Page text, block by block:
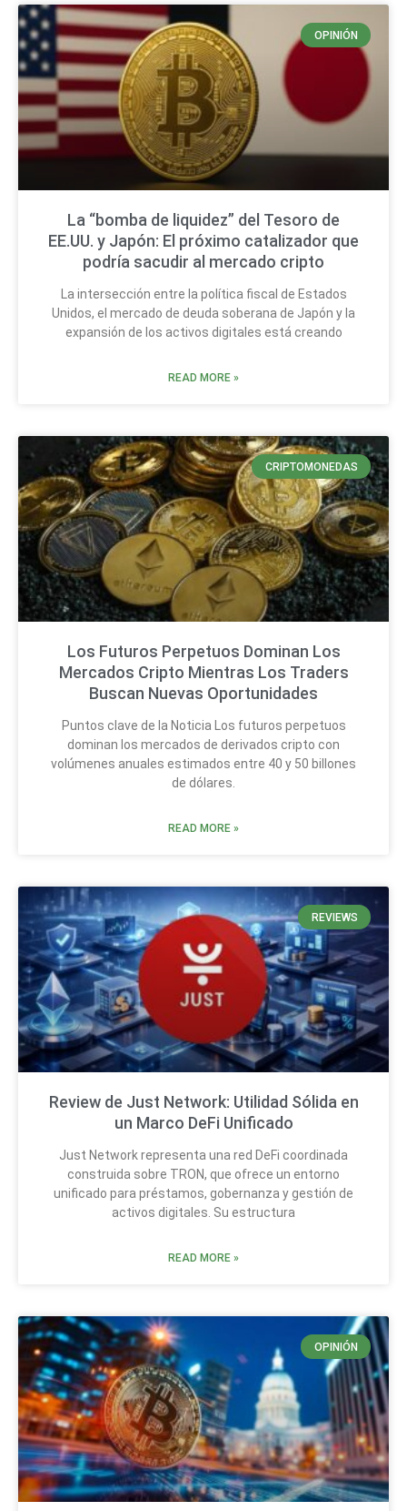
OPINIÓN
La “bomba de liquidez” del Tesoro de
EE.UU. y Japón: El próximo catalizador que
podría sacudir al mercado cripto
La intersección entre la política fiscal de Estados
Unidos, el mercado de deuda soberana de Japón y la
expansión de los activos digitales está creando
READ MORE »
CRIPTOMONEDAS
Los Futuros Perpetuos Dominan Los
Mercados Cripto Mientras Los Traders
Buscan Nuevas Oportunidades
Puntos clave de la Noticia Los futuros perpetuos
dominan los mercados de derivados cripto con
volúmenes anuales estimados entre 40 y 50 billones
de dólares.
READ MORE »
REVIEWS
Review de Just Network: Utilidad Sólida en
un Marco DeFi Unificado
Just Network representa una red DeFi coordinada
construida sobre TRON, que ofrece un entorno
unificado para préstamos, gobernanza y gestión de
activos digitales. Su estructura
READ MORE »
OPINIÓN